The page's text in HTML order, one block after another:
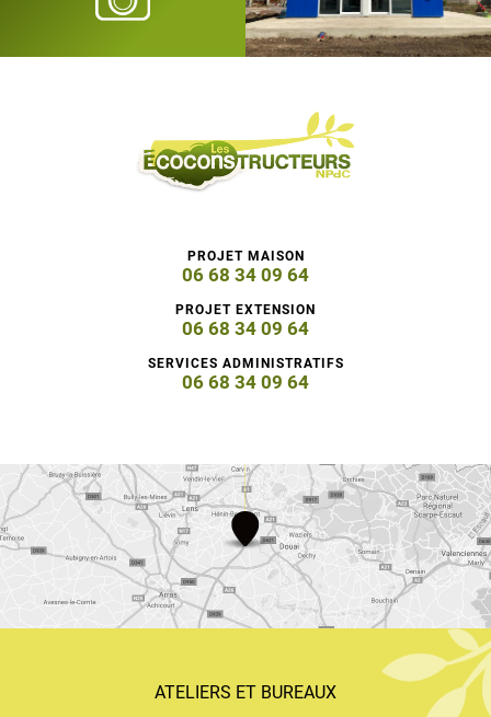
PROJET MAISON
06 68 34 09 64
PROJET EXTENSION
06 68 34 09 64
SERVICES ADMINISTRATIFS
06 68 34 09 64
ATELIERS ET BUREAUX